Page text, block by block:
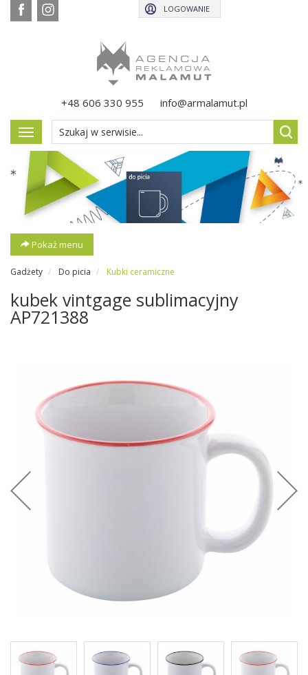
+48 606 330 955 info@armalamut.pl
LOGOWANIE
Pokaż
menu
Pokaż menu
Gadżety Do picia Kubki ceramiczne
kubek vintgage sublimacyjny
AP721388